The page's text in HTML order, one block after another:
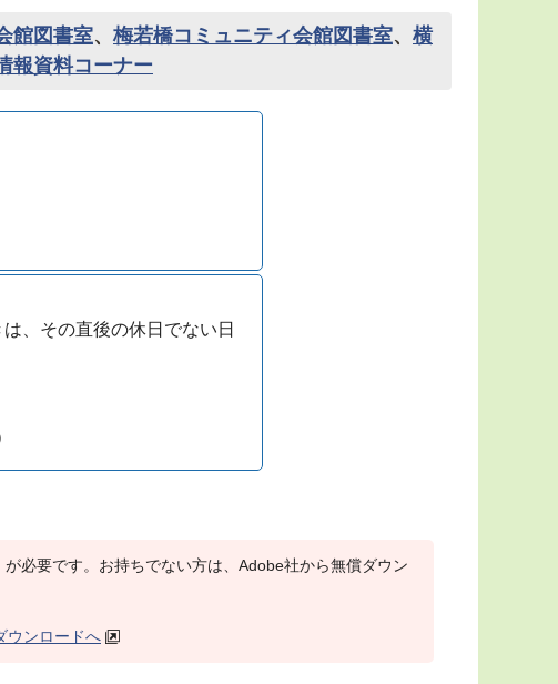
館図書室、 梅若橋コミュニティ会館図書室、 横
報資料コーナー
、その直後の休日でない日
必要です。お持ちでない方は、Adobe社から無償ダウン
ウンロードへ